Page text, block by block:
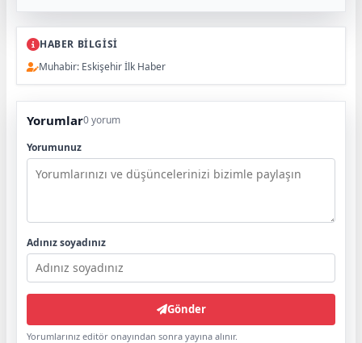
HABER BİLGİSİ
Muhabir: Eskişehir İlk Haber
Yorumlar0 yorum
Yorumunuz
Adınız soyadınız
Gönder
Yorumlarınız editör onayından sonra yayına alınır.